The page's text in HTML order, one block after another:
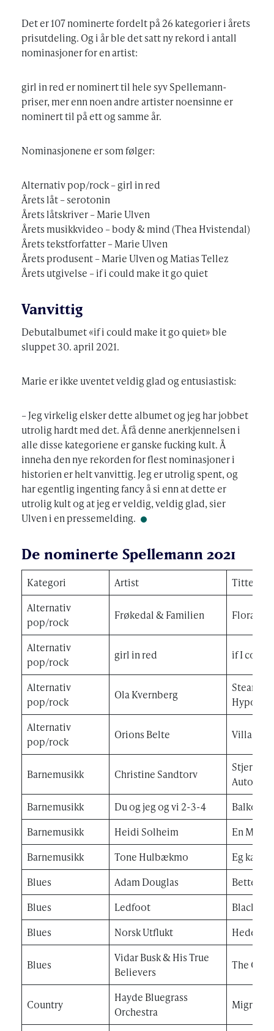
Det er 107 nominerte fordelt på 26 kategorier i årets
prisutdeling. Og i år ble det satt ny rekord i antall
nominasjoner for en artist:
girl in red er nominert til hele syv Spellemann-
priser, mer enn noen andre artister noensinne er
nominert til på ett og samme år.
Nominasjonene er som følger:
Alternativ pop/rock – girl in red
Årets låt – serotonin
Årets låtskriver – Marie Ulven
Årets musikkvideo – body & mind (Thea Hvistendal)
Årets tekstforfatter – Marie Ulven
Årets produsent – Marie Ulven og Matias Tellez
Årets utgivelse – if i could make it go quiet
Vanvittig
Debutalbumet «if i could make it go quiet» ble
sluppet 30. april 2021.
Marie er ikke uventet veldig glad og entusiastisk:
– Jeg virkelig elsker dette albumet og jeg har jobbet
utrolig hardt med det. Å få denne anerkjennelsen i
alle disse kategoriene er ganske fucking kult. Å
inneha den nye rekorden for flest nominasjoner i
historien er helt vanvittig. Jeg er utrolig spent, og
har egentlig ingenting fancy å si enn at dette er
utrolig kult og at jeg er veldig, veldig glad, sier
Ulven i en pressemelding.
De nominerte Spellemann 2021
Kategori Artist
Tittel
Alternativ
pop/rock
Frøkedal & Familien Flora
Alternativ
pop/rock
girl in red if I could
Alternativ
pop/rock
Ola Kvernberg
Alternativ
pop/rock
Orions Belte Villa
Barnemusikk Christine Sandtorv
Barnemusikk
Du og jeg og vi 2-3-4
Barnemusikk
Heidi Solheim
En Meter
Barnemusikk
Tone Hulbækmo
Eg kan
Blues
Adam Douglas
Better
Blues
Ledfoot
Black
Blues
Norsk Utflukt Heder &
Blues
Vidar Busk & His True
Believers
The
Country
Hayde Bluegrass
Orchestra
Migrants